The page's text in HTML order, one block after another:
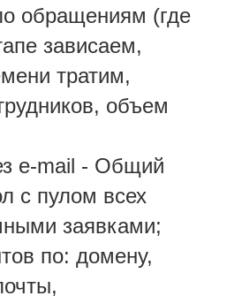
обращениям (где
зависаем,
тратим,
объем
e-mail - Общий
с пулом всех
заявками;
по: домену,